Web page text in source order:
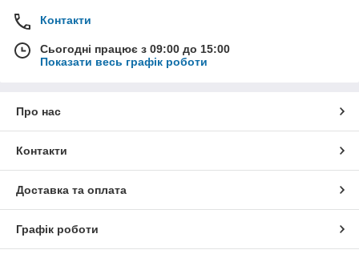
Контакти
Сьогодні працює з 09:00 до 15:00
Показати весь графік роботи
Про нас
Контакти
Доставка та оплата
Графік роботи